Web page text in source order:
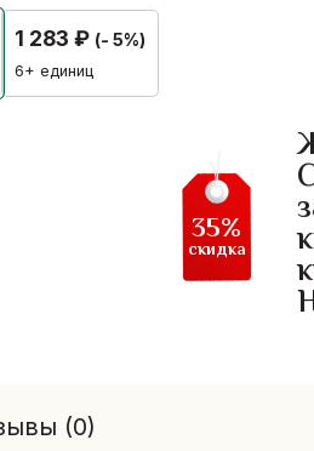
1 283 ₽ (- 5%)
6+ единиц
35%
скидка
(0)